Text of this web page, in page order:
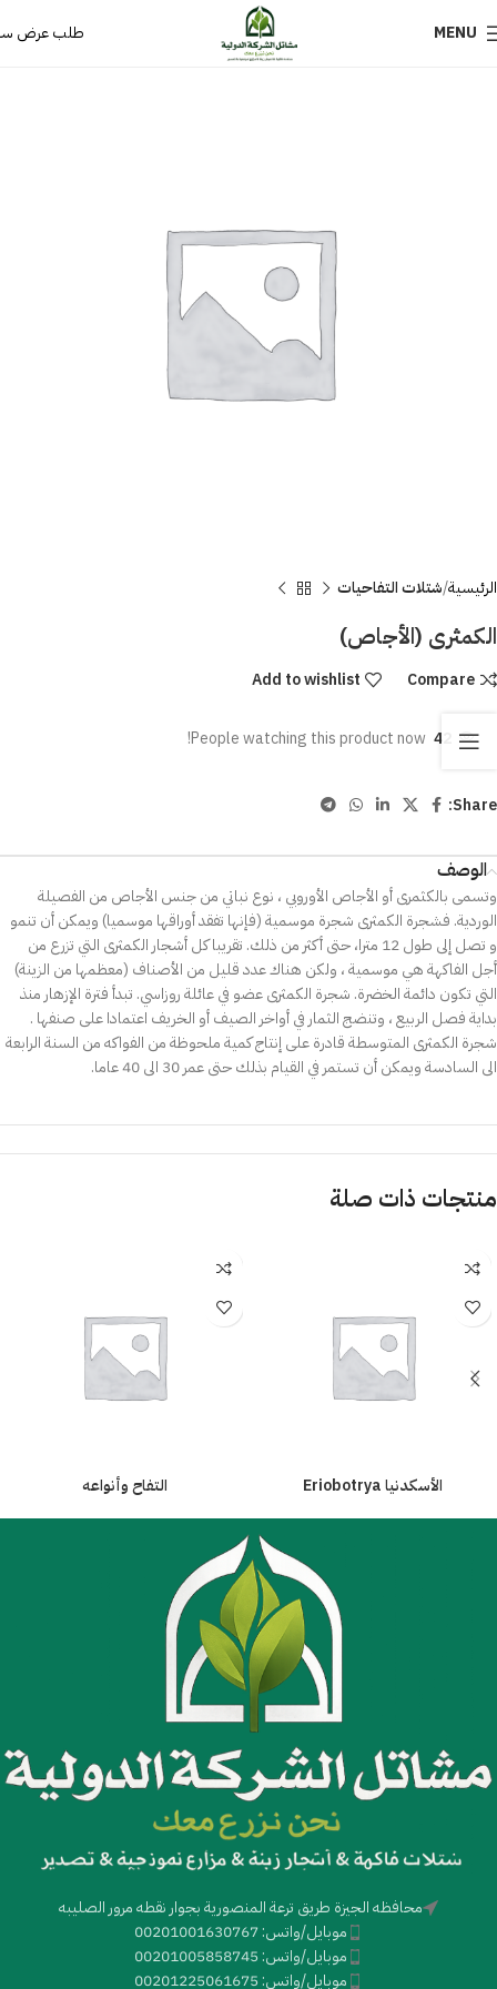
MENU طلب عرض
الرئيسية شتلات التفاحيات
الكمثرى (الأجاص)
Compare
Add to wishlist
42
People watching this product now!
Share:
الوصف
وتسمى بالكثمرى أو الأجاص الأوروبي ، نوع نباتي من جنس الأجاص من الفصيلة
الوردية. فشجرة الكمثرى شجرة موسمية (فإنها تفقد أوراقها موسميا) ويمكن أن تنمو
و تصل إلى طول 12 مترا، حتى أكثر من ذلك. تقريبا كل أشجار الكمثرى التي تزرع من
أجل الفاكهة هي موسمية ، ولكن هناك عدد قليل من الأصناف (معظمها من الزينة)
التي تكون دائمة الخضرة. شجرة الكمثرى عضو في عائلة روزاسي. تبدأ فترة الإزهار منذ
بداية فصل الربيع ، وتنضج الثمار في أواخر الصيف أو الخريف اعتمادا على صنفها .
شجرة الكمثرى المتوسطة قادرة على إنتاج كمية ملحوظة من الفواكه من السنة الرابعة
الى السادسة ويمكن أن تستمر في القيام بذلك حتى عمر 30 الى 40 عاما.
منتجات ذات صلة
الأسكدنيا Eriobotrya التفاح وأنواعه
محافظه الجيزة طريق ترعة المنصورية بجوار نقطه مرور الصليبه
موبايل/واتس: 00201001630767
موبايل/واتس: 00201005858745
موبايل/واتس: 00201225061675